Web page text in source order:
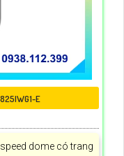
E
dome có trang